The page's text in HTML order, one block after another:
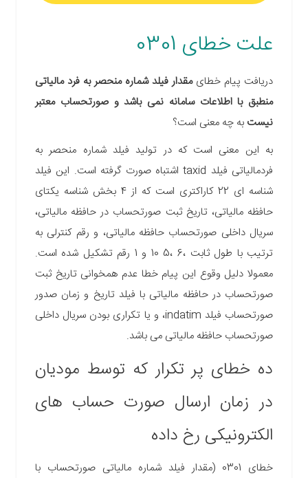
علت خطای 0301
دریافت پیام خطایمقدار فیلد شماره منحصر به فرد مالیاتی
منطبق با اطلاعات سامانه نمی باشد و صورتحساب معتبر
نیست به چه معنی است؟
به این معنی است که در تولید فیلد شماره منحصر به
فردمالیاتی فیلد taxid اشتباه صورت گرفته است. این فیلد
شناسه ای 22 کاراکتری است که از 4 بخش شناسه یکتای
حافظه مالیاتی، تاریخ ثبت صورتحساب در حافظه مالیاتی،
سریال داخلی صورتحساب حافظه مالیاتی، و رقم کنترلی به
ترتیب با طول ثابت ،6 ،5 10 و 1 رقم تشکیل شده است.
معمولا دلیل وقوع این پیام خطا عدم همخوانی تاریخ ثبت
صورتحساب در حافظه مالیاتی با فیلد تاریخ و زمان صدور
صورتحساب فیلد indatim، و یا تکراری بودن سریال داخلی
صورتحساب حافظه مالیاتی می باشد.
ده خطای پر تکرار که توسط مودیان
در زمان ارسال صورت حساب های
الکترونیکی رخ داده
خطای 0301 (مقدار فیلد شماره مالیاتی صورتحساب با